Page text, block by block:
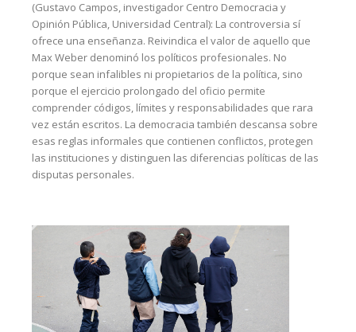
(Gustavo Campos, investigador Centro Democracia y
Opinión Pública, Universidad Central): La controversia sí
ofrece una enseñanza. Reivindica el valor de aquello que
Max Weber denominó los políticos profesionales. No
porque sean infalibles ni propietarios de la política, sino
porque el ejercicio prolongado del oficio permite
comprender códigos, límites y responsabilidades que rara
vez están escritos. La democracia también descansa sobre
esas reglas informales que contienen conflictos, protegen
las instituciones y distinguen las diferencias políticas de las
disputas personales.